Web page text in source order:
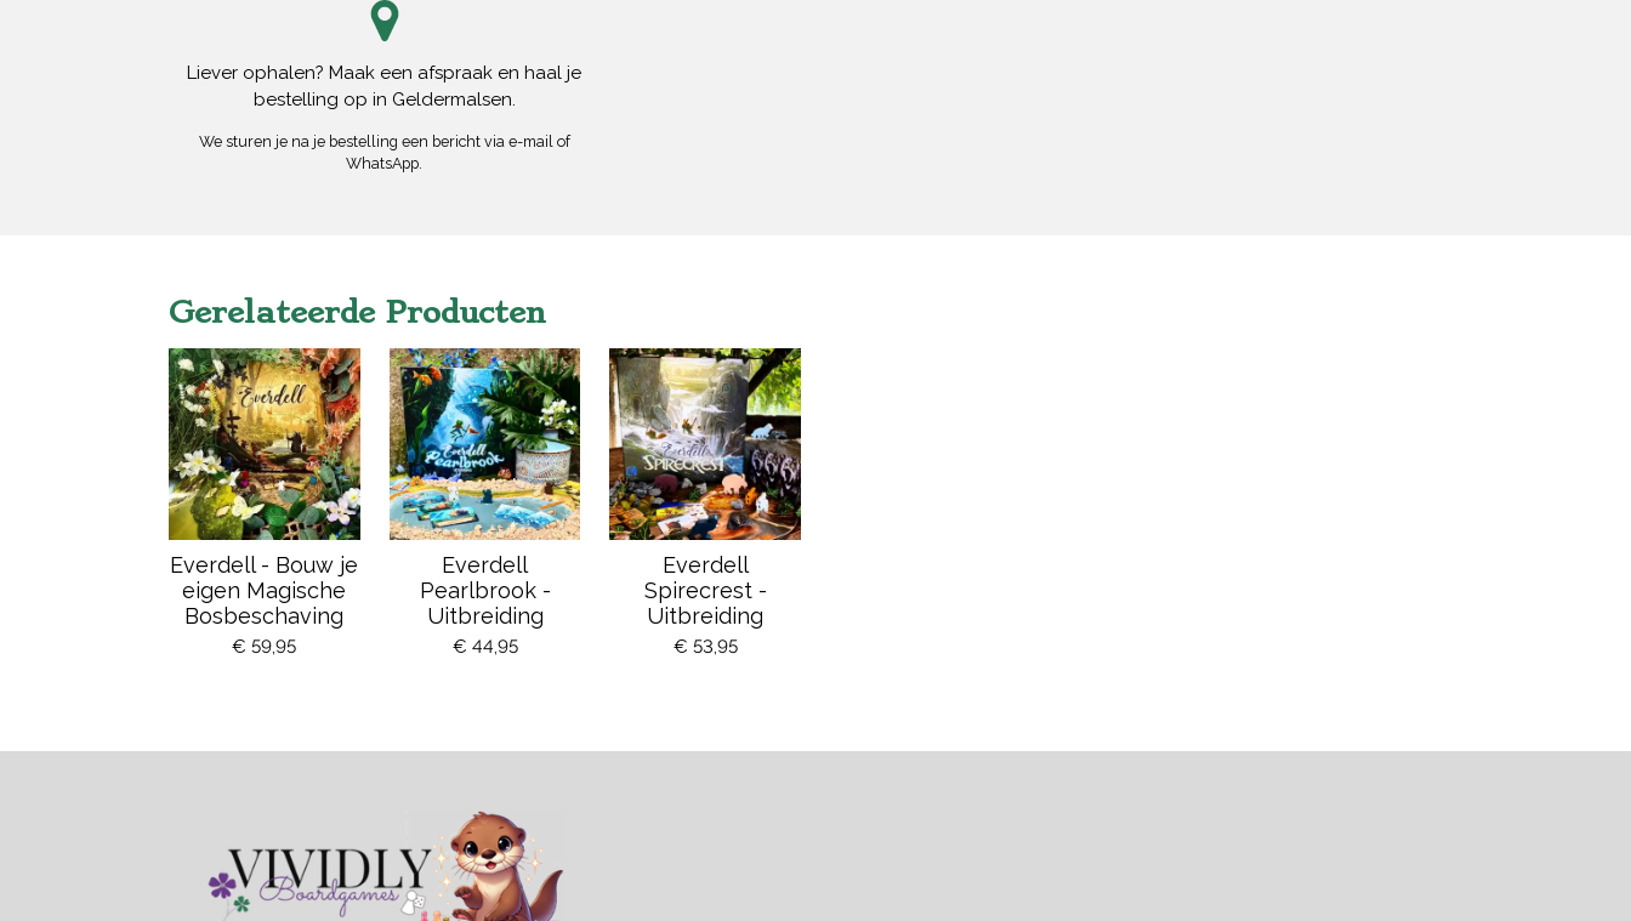
Liever ophalen? Maak een afspraak en haal je
bestelling op in Geldermalsen.
We sturen je na je bestelling een bericht via e-mail of
WhatsApp.
Gerelateerde Producten
Everdell - Bouw je
eigen Magische
Bosbeschaving
€ 59,95
Everdell
Pearlbrook -
Uitbreiding
€ 44,95
Everdell
Spirecrest -
Uitbreiding
€ 53,95